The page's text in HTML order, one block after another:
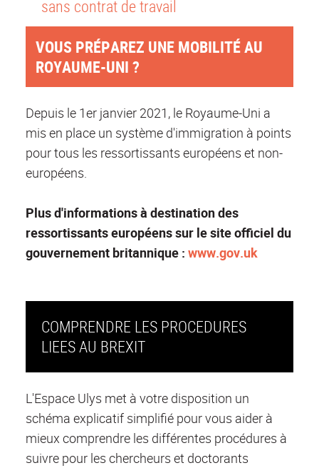
sans contrat de travail
VOUS PRÉPAREZ UNE MOBILITÉ AU
ROYAUME-UNI ?
Depuis le 1er janvier 2021, le Royaume-Uni a
mis en place un système d'immigration à points
pour tous les ressortissants européens et non-
européens.
Plus d'informations à destination des
ressortissants européens sur le site officiel du
gouvernement britannique : www.gov.uk
COMPRENDRE LES PROCEDURES
LIEES AU BREXIT
L'Espace Ulys met à votre disposition un
schéma explicatif simplifié pour vous aider à
mieux comprendre les différentes procédures à
suivre pour les chercheurs et doctorants